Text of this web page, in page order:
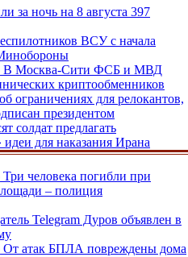
за ночь на 8 августа 397
ВСУ с начала
В Москва-Сити ФСБ и МВД
криптообменников
ограничениях для релокантов,
президентом
солдат предлагать
для наказания Ирана
Три человека погибли при
– полиция
Telegram Дуров объявлен в
От атак БПЛА повреждены дома